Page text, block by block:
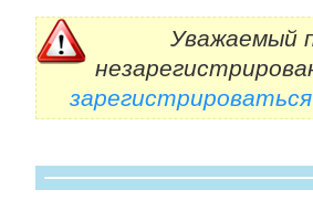
Уважаемый
зарегистрироваться